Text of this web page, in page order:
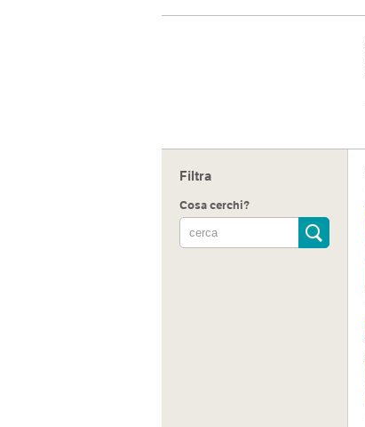
Filtra
Cosa cerchi?